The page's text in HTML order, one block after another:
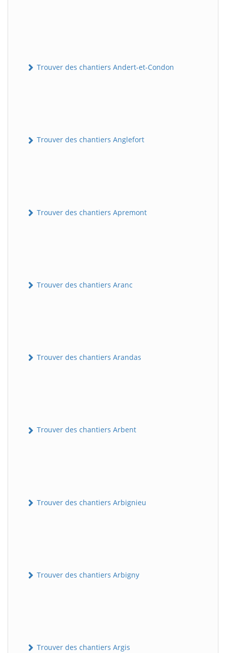
Trouver des chantiers Andert-et-Condon
Trouver des chantiers Anglefort
Trouver des chantiers Apremont
Trouver des chantiers Aranc
Trouver des chantiers Arandas
Trouver des chantiers Arbent
Trouver des chantiers Arbignieu
Trouver des chantiers Arbigny
Trouver des chantiers Argis